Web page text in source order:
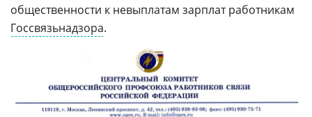
общественности к невыплатам зарплат работникам
Госсвязьнадзора.